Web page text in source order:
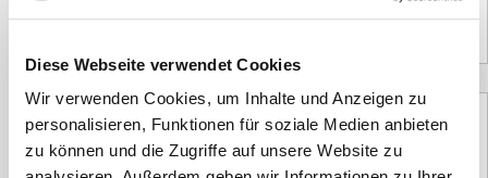
Diese Webseite verwendet Cookies
Wir verwenden Cookies, um Inhalte und Anzeigen zu
personalisieren, Funktionen für soziale Medien anbieten
zu können und die Zugriffe auf unsere Website zu